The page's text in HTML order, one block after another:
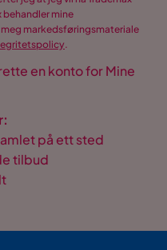
behandler mine
markedsføringsmateriale
.
en konto for Mine
på ett sted
tilbud